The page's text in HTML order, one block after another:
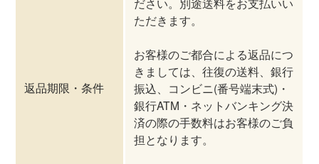
返品期限・条件
ただきます。
お客様のご都合による返品につ
きましては、往復の送料、銀行
振込、コンビニ(番号端末式)・
銀行ATM・ネットバンキング決
済の際の手数料はお客様のご負
担となります。